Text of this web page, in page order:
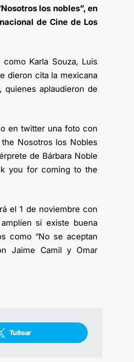
los nobles”, en
de Cine de Los
Karla Souza, Luis
dieron cita la mexicana
quienes aplaudieron de
en twitter una foto con
Nosotros los Nobles
de Bárbara Noble
you for coming to the
el 1 de noviembre con
si existe buena
como “No se aceptan
Jaime Camil y Omar
Tuitear